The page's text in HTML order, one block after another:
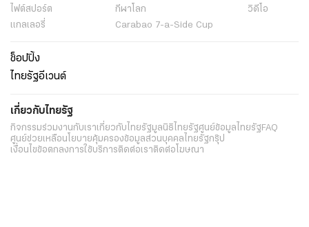
ไฟต์สปอร์ต
กีฬาโลก
วิดีโอ
แกลเลอรี่
Carabao 7-a-Side Cup
ช็อปปิ้ง
ไทยรัฐอีเวนต์
เกี่ยวกับไทยรัฐ
กิจกรรมร่วมงานกับเราเกี่ยวกับไทยรัฐมูลนิธิไทยรัฐศูนย์ข้อมูลไทยรัฐFAQ
ศูนย์ช่วยเหลือนโยบายคุ้มครองข้อมูลส่วนบุคคลไทยรัฐกรุ๊ป
เงื่อนไขข้อตกลงการใช้บริการติดต่อเราติดต่อโฆษณา